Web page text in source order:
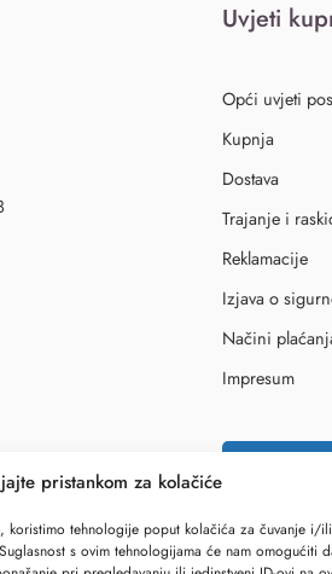
pristankom za kolačiće
koristimo tehnologije poput kolačića za čuvanje i/ili
s ovim tehnologijama će nam omogućiti
Uvjeti
Opći uvjeti
Kupnja
Dostava
Trajanje i
Reklamacije
Izjava o
Načini
Impresum